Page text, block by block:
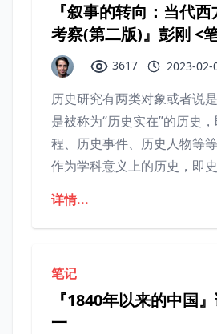
『叙事的转向：当代
考察(第二版)』彭刚 <
3617 2023-02-
历史研究有两类对象或者说
是被称为“历史实在”的历史
程、历史事件、历史人物等
作为学科意义上的历史，即史
详情...
笔记
『1840年以来的中国
一